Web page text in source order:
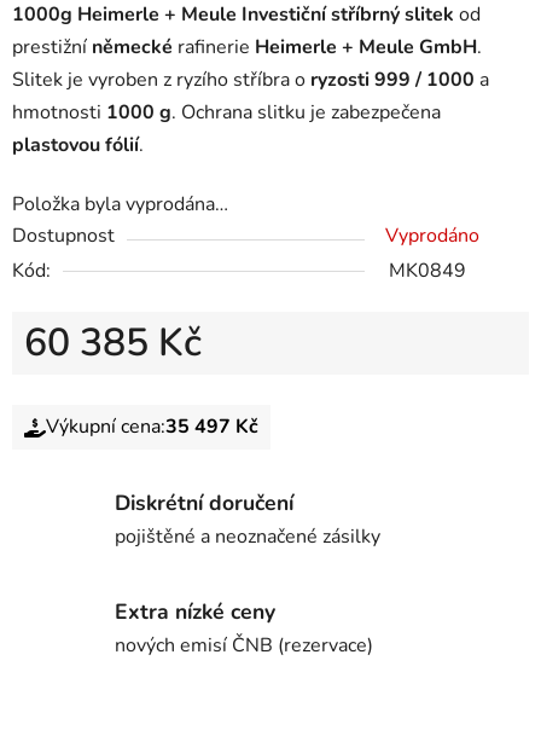
1000g Heimerle + Meule Investiční stříbrný slitek od
prestižní německé rafinerie Heimerle + Meule GmbH.
Slitek je vyroben z ryzího stříbra o ryzosti 999 / 1000 a
hmotnosti 1000 g. Ochrana slitku je zabezpečena
plastovou fólií.
Položka byla vyprodána…
Dostupnost
Vyprodáno
Kód:
MK0849
60 385 Kč
Výkupní cena:35 497 Kč
Diskrétní doručení
pojištěné a neoznačené zásilky
Extra nízké ceny
nových emisí ČNB (rezervace)